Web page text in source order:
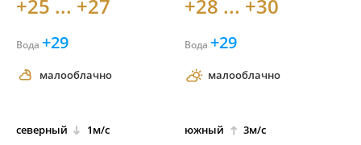
+25 ... +27
Вода +29
малооблачно
северный 1м/с
+28 ... +30
Вода +29
малооблачно
южный 3м/с